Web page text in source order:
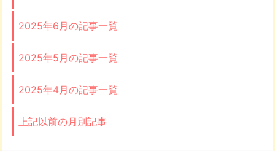
2025年6月の記事一覧
2025年5月の記事一覧
2025年4月の記事一覧
上記以前の月別記事